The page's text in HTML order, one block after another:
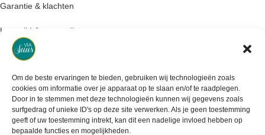
Om de beste ervaringen te bieden, gebruiken wij technologieën zoals
cookies om informatie over je apparaat op te slaan en/of te raadplegen.
Door in te stemmen met deze technologieën kunnen wij gegevens zoals
surfgedrag of unieke ID's op deze site verwerken. Als je geen toestemming
geeft of uw toestemming intrekt, kan dit een nadelige invloed hebben op
bepaalde functies en mogelijkheden.
Garantie & klachten
Levertijd & verzendkosten